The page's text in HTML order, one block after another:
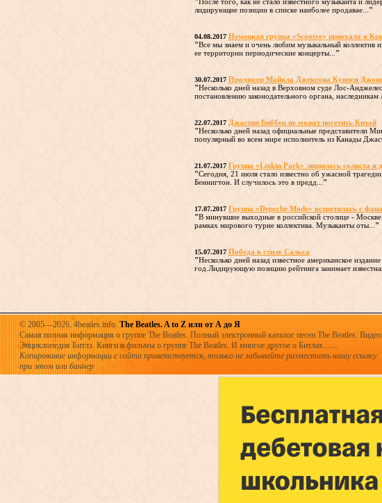
лидирующие позиции в списке наиболее продавае... "
04.08.2017 Немецкая группа «Scooter» приехала в
"Все мы знаем и очень любим музыкальный коллектив
ее территории периодические концерты... "
30.07.2017 Продюсер Майкла Джексона Куинси Джонс
"Несколько дней назад в Верховном суде Лос-
постановлению законодательного органа, наследникам
22.07.2017 Джастин Биббер не может посетить Китай
"Несколько дней назад официальные представители
популярный во всем мире исполнитель из Канады
21.07.2017 Группа «Linkin Park» лишилась солиста и
"Сегодня, 21 июля стало известно об ужасной
Беннигтон. И случилось это в предд... "
17.07.2017 Группа «Depeche Mode» встретилась с
"В минувшие выходные в российской столице -
рамках мирового турне коллектива. Музыканты оты... "
15.07.2017 Победа в стиле Сальса
"Несколько дней назад известное американское
год.Лидирующую позицию рейтинга занимает известная
© 2005—2026. 4beatles.info. The Beatles. A to Z или от А до Я
Самая полная информация о группе The Beatles. Полный электронный каталог песен The Beatles. Видео
Энциклопедия Битлз. Книги и фильмы о группе The Beatles. И многое другое о Битлах.......
Копирование информации с сайта приветствуется, только не забывайте разместить нашу ссылку
при этом или баннер